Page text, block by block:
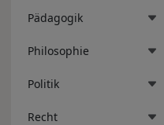
Pädagogik
Philosophie
Politik
Recht